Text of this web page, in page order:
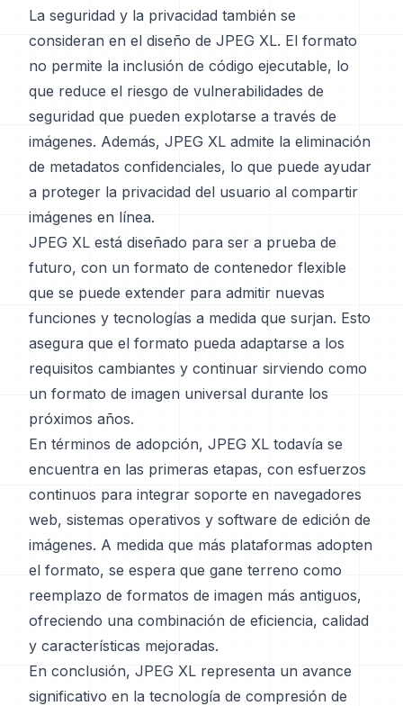
La seguridad y la privacidad también se
consideran en el diseño de JPEG XL. El formato
no permite la inclusión de código ejecutable, lo
que reduce el riesgo de vulnerabilidades de
seguridad que pueden explotarse a través de
imágenes. Además, JPEG XL admite la eliminación
de metadatos confidenciales, lo que puede ayudar
a proteger la privacidad del usuario al compartir
imágenes en línea.
JPEG XL está diseñado para ser a prueba de
futuro, con un formato de contenedor flexible
que se puede extender para admitir nuevas
funciones y tecnologías a medida que surjan. Esto
asegura que el formato pueda adaptarse a los
requisitos cambiantes y continuar sirviendo como
un formato de imagen universal durante los
próximos años.
En términos de adopción, JPEG XL todavía se
encuentra en las primeras etapas, con esfuerzos
continuos para integrar soporte en navegadores
web, sistemas operativos y software de edición de
imágenes. A medida que más plataformas adopten
el formato, se espera que gane terreno como
reemplazo de formatos de imagen más antiguos,
ofreciendo una combinación de eficiencia, calidad
y características mejoradas.
En conclusión, JPEG XL representa un avance
significativo en la tecnología de compresión de